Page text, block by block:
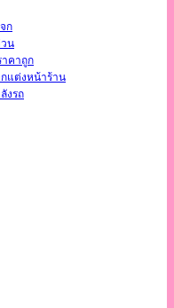
ก
น
าคาถูก
แต่งหน้าร้าน
งรถ